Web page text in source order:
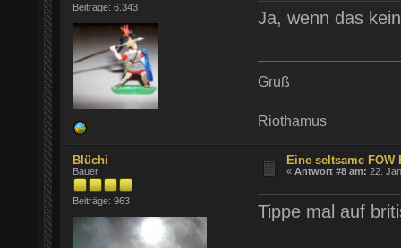
Beiträge: 6.343
Ja, wenn das
Gruß
Riothamus
Blüchi
Bauer
Beiträge: 963
Eine seltsame FOW
«Antwort #8 am: 22.
Tippe mal auf